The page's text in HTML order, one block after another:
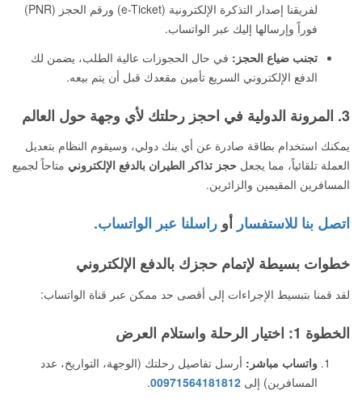
لفريقنا إصدار التذكرة الإلكترونية (e-Ticket) ورقم الحجز (PNR)
فوراً وإرسالها إليك عبر الواتساب.
تجنب ضياع الحجز: في حال الحجوزات عالية الطلب، يضمن لك
الدفع الإلكتروني السريع تأمين مقعدك قبل أن يتم بيعه.
3. المرونة الدولية في احجز رحلتك لأي وجهة حول العالم
يمكنك استخدام بطاقة صادرة عن أي بنك دولي، وسيقوم النظام بتعديل
العملة تلقائياً، مما يجعل حجز تذاكر الطيران بالدفع الإلكتروني متاحاً لجميع
المسافرين المقيمين والزائرين.
اتصل بنا للاستفسار أو راسلنا عبر الواتساب.
خطوات بسيطة لإتمام حجزك بالدفع الإلكتروني
لقد قمنا بتبسيط الإجراءات إلى أقصى حد ممكن عبر قناة الواتساب:
الخطوة 1: اختيار الرحلة واستلام العرض
واتساب مباشر: أرسل تفاصيل رحلتك (الوجهة، التواريخ، عدد
المسافرين) إلى 00971564181812
.